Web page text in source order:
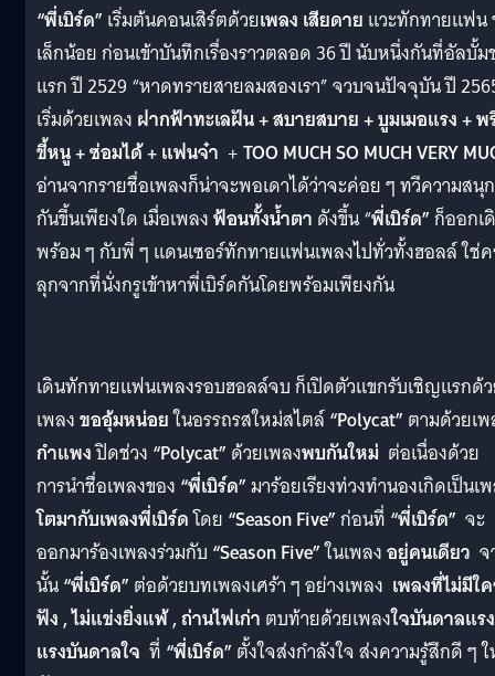
“พี่เบิร์ด” เริ่มต้นคอนเสิร์ตด้วยเพลง เสียดาย แวะทักทายแฟน
เล็กน้อย ก่อนเข้าบันทึกเรื่องราวตลอด 36 ปี นับหนึ่งกันที่อัลบั้
แรก ปี 2529 “หาดทรายสายลมสองเรา” จวบจนปัจจุบัน ปี
เริ่มด้วยเพลง ฝากฟ้าทะเลฝัน + สบายสบาย + บูมเมอแรง + พ
ขี้หนู + ซ่อมได้ + แฟนจ๋า +TOO MUCH SO MUCH VERY
อ่านจากรายชื่อเพลงก็น่าจะพอเดาได้ว่าจะค่อย ๆ ทวีความสนุก
กันขึ้นเพียงใด เมื่อเพลงฟ้อนทั้งน้ำตา ดังขึ้น “พี่เบิร์ด”ก็ออกเ
พร้อม ๆ กับพี่ ๆ แดนเซอร์ทักทายแฟนเพลงไปทั่วทั้งฮอลล์ ใช่
ลุกจากที่นั่งกรูเข้าหาพี่เบิร์ดกันโดยพร้อมเพียงกัน
เดินทักทายแฟนเพลงรอบฮอลล์จบ ก็เปิดตัวแขกรับเชิญแรกด้
เพลงขออุ้มหน่อยในอรรถรสใหม่สไตล์“Polycat” ตามด้วยเ
กำแพงปิดช่วง “Polycat” ด้วยเพลงพบกันใหม่ ต่อเนื่องด้วย
การนำชื่อเพลงของ “พี่เบิร์ด”มาร้อยเรียงท่วงทำนองเกิดเป็นเ
โตมากับเพลงพี่เบิร์ดโดย “Season Five”ก่อนที่ “พี่เบิร์ด” จะ
ออกมาร้องเพลงร่วมกับ “Season Five”ในเพลงอยู่คนเดียว
นั้น“พี่เบิร์ด” ต่อด้วยบทเพลงเศร้า ๆ อย่างเพลง เพลงที่ไม่มีใ
ฟัง , ไม่แข่งยิ่งแพ้ , ถ่านไฟเก่า ตบท้ายด้วยเพลงใจบันดาลแรง
แรงบันดาลใจ ที่ “พี่เบิร์ด” ตั้งใจส่งกำลังใจ ส่งความรู้สึกดี ๆ